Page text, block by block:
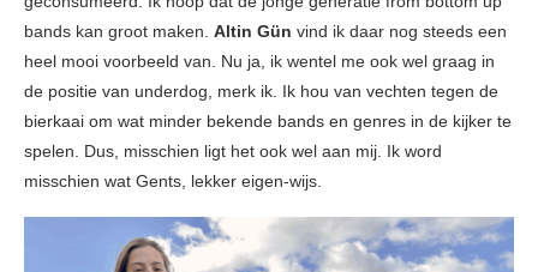
bands kan groot maken. Altin Gün vind ik daar nog steeds een
heel mooi voorbeeld van. Nu ja, ik wentel me ook wel graag in
de positie van underdog, merk ik. Ik hou van vechten tegen de
bierkaai om wat minder bekende bands en genres in de kijker te
spelen. Dus, misschien ligt het ook wel aan mij. Ik word
misschien wat Gents, lekker eigen-wijs.